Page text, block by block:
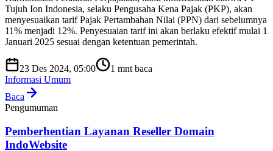
Tujuh Ion Indonesia, selaku Pengusaha Kena Pajak (PKP), akan
menyesuaikan tarif Pajak Pertambahan Nilai (PPN) dari sebelumnya
11% menjadi 12%. Penyesuaian tarif ini akan berlaku efektif mulai 1
Januari 2025 sesuai dengan ketentuan pemerintah.
23 Des 2024, 05:00 1 mnt baca
Informasi Umum
Baca
Pengumuman
Pemberhentian Layanan Reseller Domain
IndoWebsite